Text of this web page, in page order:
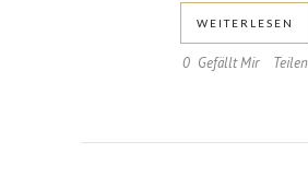
WEI­TER­LE­SEN
0 Gefällt Mir Teilen